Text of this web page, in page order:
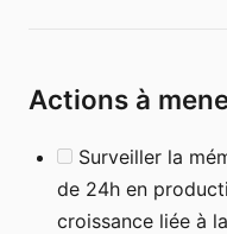
Actions à
Surveiller la
de 24h en
croissance liée à